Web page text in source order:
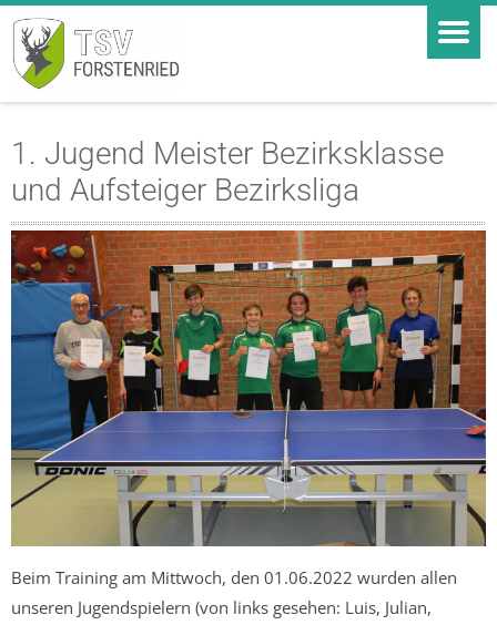
1. Jugend Meister Bezirksklasse
und Aufsteiger Bezirksliga
Beim Training am Mittwoch, den 01.06.2022 wurden allen
unseren Jugendspielern (von links gesehen: Luis, Julian,